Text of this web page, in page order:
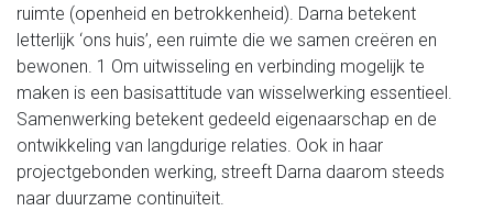
ruimte (openheid en betrokkenheid). Darna betekent
letterlijk ‘ons huis’, een ruimte die we samen creëren en
bewonen. 1 Om uitwisseling en verbinding mogelijk te
maken is een basisattitude van wisselwerking essentieel.
Samenwerking betekent gedeeld eigenaarschap en de
ontwikkeling van langdurige relaties. Ook in haar
projectgebonden werking, streeft Darna daarom steeds
naar duurzame continuïteit.